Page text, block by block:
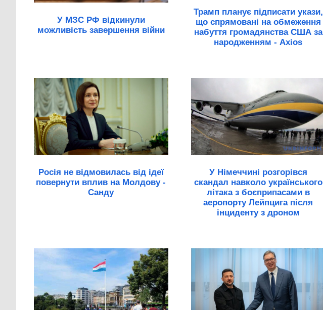
У МЗС РФ відкинули
можливість завершення війни
Трамп планує підписати укази,
що спрямовані на обмеження
набуття громадянства США за
народженням - Axios
Росія не відмовилась від ідеї
повернути вплив на Молдову -
Санду
У Німеччині розгорівся
скандал навколо українського
літака з боєприпасами в
аеропорту Лейпцига після
інциденту з дроном